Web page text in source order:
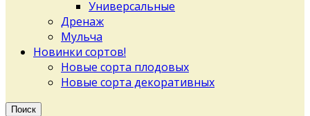
Универсальные
Дренаж
Мульча
Новинки сортов!
Новые сорта плодовых
Новые сорта декоративных
Поиск